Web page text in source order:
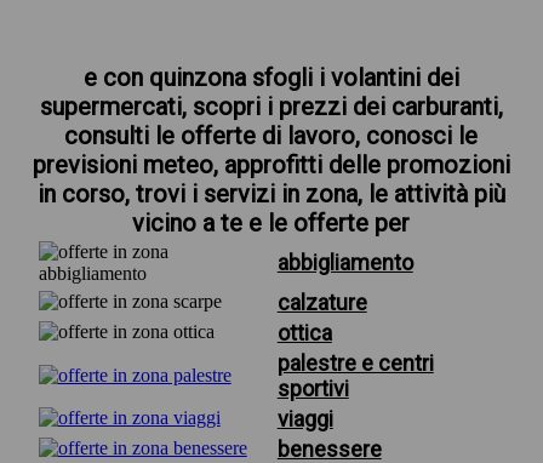
e con quinzona sfogli i volantini dei
supermercati, scopri i prezzi dei carburanti,
consulti le offerte di lavoro, conosci le
previsioni meteo, approfitti delle promozioni
in corso, trovi i servizi in zona, le attività più
vicino a te e le offerte per
abbigliamento
calzature
ottica
palestre e centri
sportivi
viaggi
benessere